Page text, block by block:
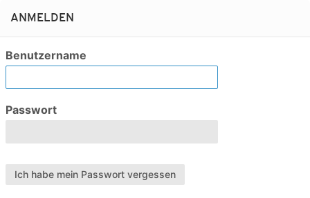
ANMELDEN
Benutzername
Passwort
Ich habe mein Passwort vergessen